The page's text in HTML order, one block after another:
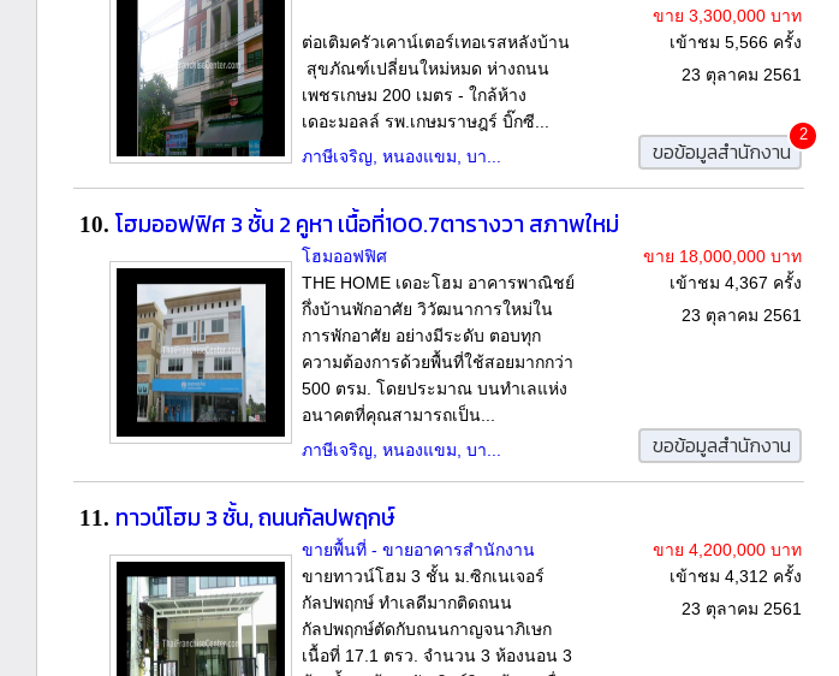
ขาย 3,300,000 บาท
ต่อเติมครัวเคาน์เตอร์เทอเรสหลังบ้าน
สุขภัณฑ์เปลี่ยนใหม่หมด ห่างถนน
เพชรเกษม 200 เมตร - ใกล้ห้าง
เดอะมอลล์ รพ.เกษมราษฎร์ บิ๊กซี...
เข้าชม 5,566 ครั้ง
23 ตุลาคม 2561
ภาษีเจริญ, หนองแขม, บา...
2
ขอข้อมูลสำนักงาน
10. โฮมออฟฟิศ 3 ชั้น 2 คูหา เนื้อที่100.7ตารางวา สภาพใหม่
โฮมออฟฟิศ
ขาย 18,000,000 บาท
THE HOME เดอะโฮม อาคารพาณิชย์
กึ่งบ้านพักอาศัย วิวัฒนาการใหม่ใน
การพักอาศัย อย่างมีระดับ ตอบทุก
ความต้องการด้วยพื้นที่ใช้สอยมากกว่า
500 ตรม. โดยประมาณ บนทำเลแห่ง
อนาคตที่คุณสามารถเป็น...
เข้าชม 4,367 ครั้ง
23 ตุลาคม 2561
ภาษีเจริญ, หนองแขม, บา... ขอข้อมูลสำนักงาน
11. ทาวน์โฮม 3 ชั้น, ถนนกัลปพฤกษ์
ขายพื้นที่ - ขายอาคารสำนักงาน
ขาย 4,200,000 บาท
ขายทาวน์โฮม 3 ชั้น ม.ซิกเนเจอร์
กัลปพฤกษ์ ทำเลดีมากติดถนน
กัลปพฤกษ์ตัดกับถนนกาญจนาภิเษก
เนื้อที่ 17.1 ตรว. จำนวน 3 ห้องนอน 3
เข้าชม 4,312 ครั้ง
23 ตุลาคม 2561